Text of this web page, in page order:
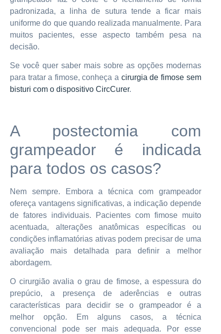
padronizada, a linha de sutura tende a ficar mais
uniforme do que quando realizada manualmente. Para
muitos pacientes, esse aspecto também pesa na
decisão.
Se você quer saber mais sobre as opções modernas
para tratar a fimose, conheça a cirurgia de fimose sem
bisturi com o dispositivo CircCurer.
A postectomia com
grampeador é indicada
para todos os casos?
Nem sempre. Embora a técnica com grampeador
ofereça vantagens significativas, a indicação depende
de fatores individuais. Pacientes com fimose muito
acentuada, alterações anatômicas específicas ou
condições inflamatórias ativas podem precisar de uma
avaliação mais detalhada para definir a melhor
abordagem.
O cirurgião avalia o grau de fimose, a espessura do
prepúcio, a presença de aderências e outras
características para decidir se o grampeador é a
melhor opção. Em alguns casos, a técnica
convencional pode ser mais adequada. Por esse